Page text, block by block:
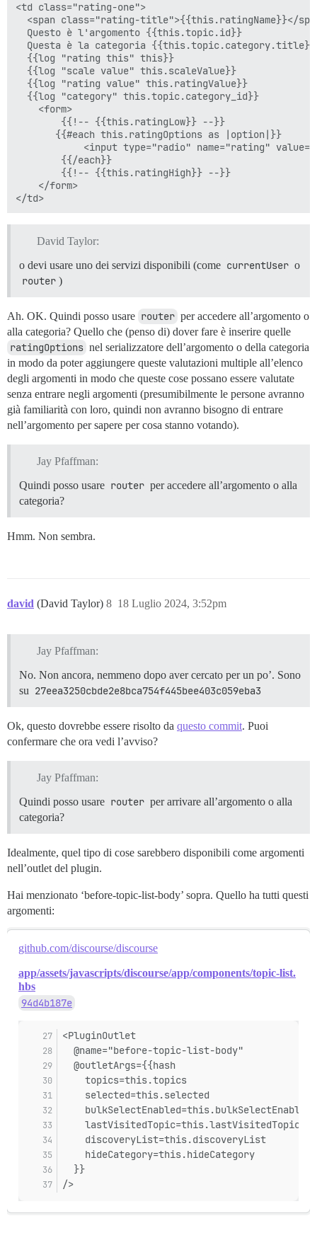
<td class="rating-one">
<span class="rating-title">{{this.ratingName}}</
  Questo è l'argomento {{this.topic.id}}
Questa è la categoria
  {{log "rating this" this}}
  {{log "scale value" this.scaleValue}}
  {{log "rating value" this.ratingValue}}
  {{log "category" this.topic.category_id}}
    <form>
        {{!-- {{this.ratingLow}} --}}
       {{#each this.ratingOptions as |option|}}
<input type="radio" name="rating"
        {{/each}}
        {{!-- {{this.ratingHigh}} --}}
    </form>
David Taylor:
o devi usare uno dei servizi disponibili (come currentUser o
router )
Ah. OK. Quindi posso usare router per accedere all’argomento o
alla categoria? Quello che (penso di) dover fare è inserire quelle
ratingOptions nel serializzatore dell’argomento o della categoria
in modo da poter aggiungere queste valutazioni multiple all’elenco
degli argomenti in modo che queste cose possano essere valutate
senza entrare negli argomenti (presumibilmente le persone avranno
già familiarità con loro, quindi non avranno bisogno di entrare
nell’argomento per sapere per cosa stanno votando).
Jay Pfaffman:
Quindi posso usare router per accedere all’argomento o alla
categoria?
Hmm. Non sembra.
david (David Taylor) 18 Luglio 2024, 3:52pm
8
Jay Pfaffman:
No. Non ancora, nemmeno dopo aver cercato per un po’. Sono
su 27eea3250cbde2e8bca754f445bee403c059eba3
Ok, questo dovrebbe essere risolto da questo commit. Puoi
confermare che ora vedi l’avviso?
Jay Pfaffman:
Quindi posso usare router per arrivare all’argomento o alla
categoria?
Idealmente, quel tipo di cose sarebbero disponibili come argomenti
nell’outlet del plugin.
Hai menzionato ‘before-topic-list-body’ sopra. Quello ha tutti questi
argomenti:
github.com/discourse/discourse
app/assets/javascripts/discourse/app/components/topic-list.
hbs
94d4b187e
<PluginOutlet
  @name="before-topic-list-body"
  @outletArgs={{hash
    topics=this.topics
    selected=this.selected
    bulkSelectEnabled=this.bulkSelectEnabled
    lastVisitedTopic=this.lastVisitedTopic
    discoveryList=this.discoveryList
    hideCategory=this.hideCategory
  }}
/>